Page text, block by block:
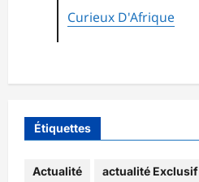
Curieux D'Afrique
Étiquettes
Actualité actualité Exclusif